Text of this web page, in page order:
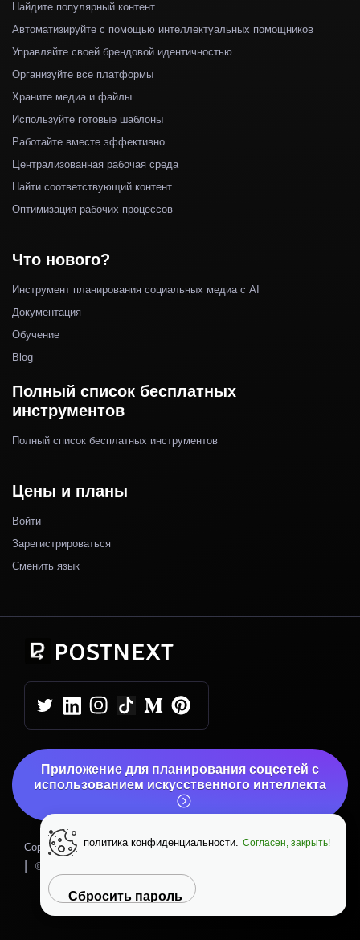
Найдите популярный контент
Автоматизируйте с помощью интеллектуальных помощников
Управляйте своей брендовой идентичностью
Организуйте все платформы
Храните медиа и файлы
Используйте готовые шаблоны
Работайте вместе эффективно
Централизованная рабочая среда
Найти соответствующий контент
Оптимизация рабочих процессов
Что нового?
Инструмент планирования социальных медиа с AI
Документация
Обучение
Blog
Полный список бесплатных
инструментов
Полный список бесплатных инструментов
Цены и планы
Войти
Зарегистрироваться
Сменить язык
Приложение для планирования соцсетей с
использованием искусственного интеллекта
Copyright © 2026 PostNext | Политика конфиденциальности
© PostNext.io
политика конфиденциальности. Согласен, закрыть!
Сбросить пароль